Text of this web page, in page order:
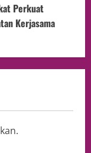
Perkuat
Kerjasama